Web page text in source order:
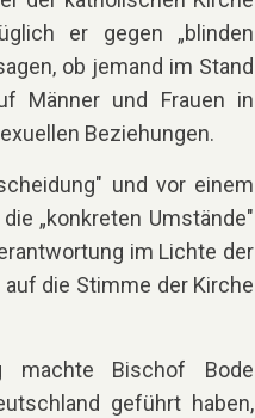
er gegen „blinden
ob jemand im Stand
Männer und Frauen in
Beziehungen.
und vor einem
„konkreten Umstände"
im Lichte der
auf die Stimme der Kirche
machte Bischof Bode
geführt haben,